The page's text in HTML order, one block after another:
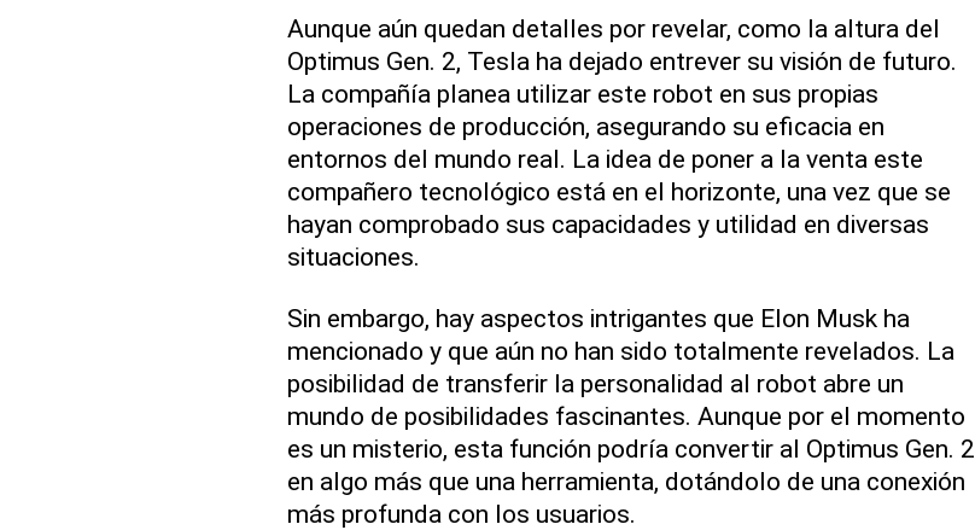
Aunque aún quedan detalles por revelar, como la altura del
Optimus Gen. 2, Tesla ha dejado entrever su visión de futuro.
La compañía planea utilizar este robot en sus propias
operaciones de producción, asegurando su eficacia en
entornos del mundo real. La idea de poner a la venta este
compañero tecnológico está en el horizonte, una vez que se
hayan comprobado sus capacidades y utilidad en diversas
situaciones.
Sin embargo, hay aspectos intrigantes que Elon Musk ha
mencionado y que aún no han sido totalmente revelados. La
posibilidad de transferir la personalidad al robot abre un
mundo de posibilidades fascinantes. Aunque por el momento
es un misterio, esta función podría convertir al Optimus Gen. 2
en algo más que una herramienta, dotándolo de una conexión
más profunda con los usuarios.